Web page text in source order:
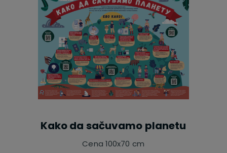
Kako da sačuvamo planetu
Cena 100x70 cm